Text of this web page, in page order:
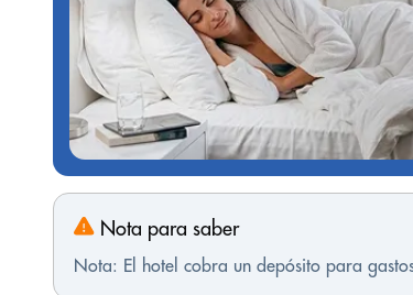
Nota para saber
Nota: El hotel cobra un depósito para